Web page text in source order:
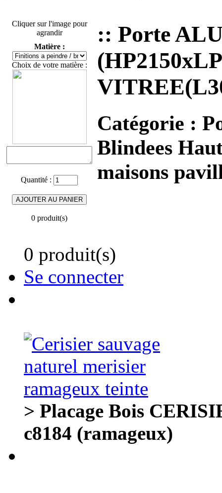
Cliquer sur l'image pour
agrandir
Matière :
Choix de votre matière :
Quantité :
0 produit(s)
:: Porte
Catégorie :
Blindees
maisons
0 produit(s)
Se connecter
> Placage Bois
c8184 (ramageux)